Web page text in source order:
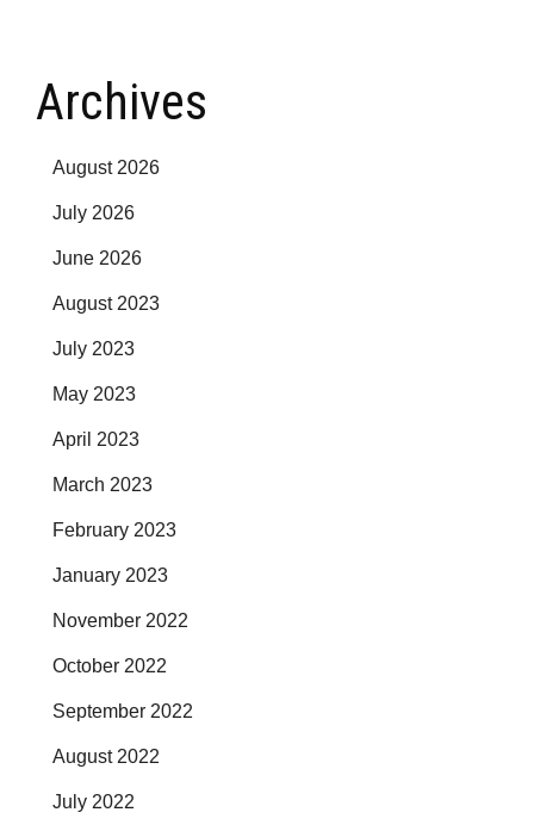
Archives
August 2026
July 2026
June 2026
August 2023
July 2023
May 2023
April 2023
March 2023
February 2023
January 2023
November 2022
October 2022
September 2022
August 2022
July 2022